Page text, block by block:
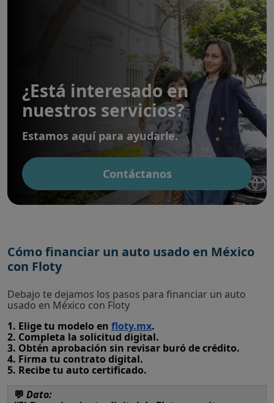
¿Está interesado en
nuestros servicios?
Estamos aquí para ayudarle.
Contáctanos
Cómo financiar un auto usado en México
con Floty
Debajo te dejamos los pasos para financiar un auto
usado en México con Floty
1. Elige tu modelo en floty.mx.
2. Completa la solicitud digital.
3. Obtén aprobación sin revisar buró de crédito.
4. Firma tu contrato digital.
5. Recibe tu auto certificado.
💬 Dato: